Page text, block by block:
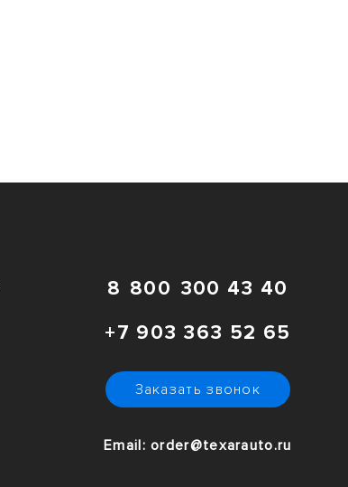
8 800 300 43 40
+7 903 363 52 65
Заказать звонок
Email: order@texarauto.ru